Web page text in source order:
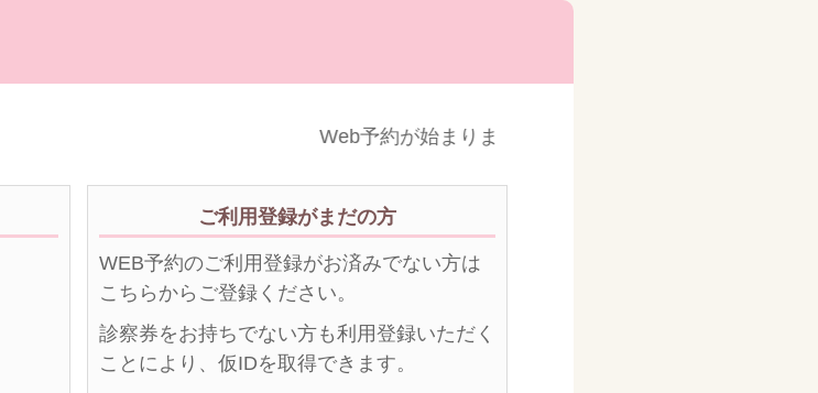
Web予約が始まりました！
ご利用登録がまだの方
WEB予約のご利用登録がお済みでない方は
こちらからご登録ください。
診察券をお持ちでない方も利用登録いただく
ことにより、仮IDを取得できます。